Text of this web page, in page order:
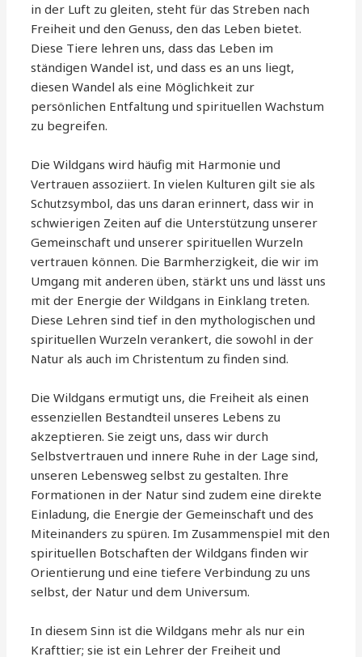
in der Luft zu gleiten, steht für das Streben nach
Freiheit und den Genuss, den das Leben bietet.
Diese Tiere lehren uns, dass das Leben im
ständigen Wandel ist, und dass es an uns liegt,
diesen Wandel als eine Möglichkeit zur
persönlichen Entfaltung und spirituellen Wachstum
zu begreifen.
Die Wildgans wird häufig mit Harmonie und
Vertrauen assoziiert. In vielen Kulturen gilt sie als
Schutzsymbol, das uns daran erinnert, dass wir in
schwierigen Zeiten auf die Unterstützung unserer
Gemeinschaft und unserer spirituellen Wurzeln
vertrauen können. Die Barmherzigkeit, die wir im
Umgang mit anderen üben, stärkt uns und lässt uns
mit der Energie der Wildgans in Einklang treten.
Diese Lehren sind tief in den mythologischen und
spirituellen Wurzeln verankert, die sowohl in der
Natur als auch im Christentum zu finden sind.
Die Wildgans ermutigt uns, die Freiheit als einen
essenziellen Bestandteil unseres Lebens zu
akzeptieren. Sie zeigt uns, dass wir durch
Selbstvertrauen und innere Ruhe in der Lage sind,
unseren Lebensweg selbst zu gestalten. Ihre
Formationen in der Natur sind zudem eine direkte
Einladung, die Energie der Gemeinschaft und des
Miteinanders zu spüren. Im Zusammenspiel mit den
spirituellen Botschaften der Wildgans finden wir
Orientierung und eine tiefere Verbindung zu uns
selbst, der Natur und dem Universum.
In diesem Sinn ist die Wildgans mehr als nur ein
Krafttier; sie ist ein Lehrer der Freiheit und